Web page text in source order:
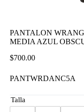
PANTALON
MEDIA AZUL
$700.00
PANTWRDANC5A
Talla